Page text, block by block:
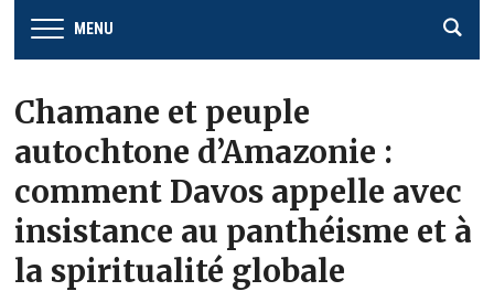
MENU
Chamane et peuple
autochtone d’Amazonie :
comment Davos appelle avec
insistance au panthéisme et à
la spiritualité globale